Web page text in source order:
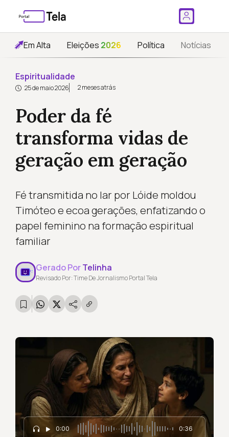
Em Alta Eleições 2026 Política Notícias
Espiritualidade
25 de maio 2026 2 meses atrás
Poder da fé
transforma vidas de
geração em geração
Fé transmitida no lar por Lóide moldou
Timóteo e ecoa gerações, enfatizando o
papel feminino na formação espiritual
familiar
Gerado PorTelinha
Revisado Por: Time De Jornalismo Portal Tela
0:00 0:36